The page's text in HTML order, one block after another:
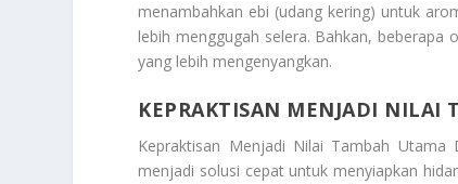
menambahkan ebi (udang kering) untuk
lebih menggugah selera. Bahkan, beberapa
yang lebih mengenyangkan.
KEPRAKTISAN MENJADI
Kepraktisan Menjadi Nilai Tambah
menjadi solusi cepat untuk menyiapkan